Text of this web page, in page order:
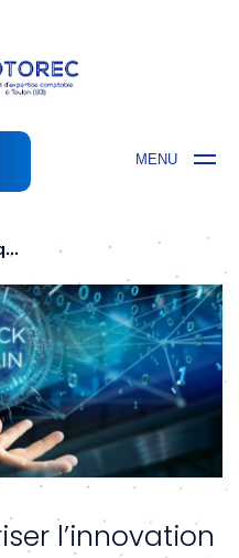
MENU
Actu Juridique
l’innovation